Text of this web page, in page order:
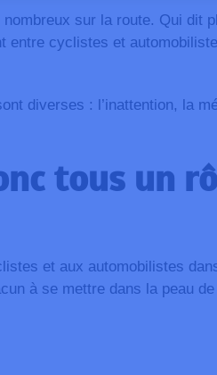
sur la route. Qui dit
cyclistes et
diverses : l’inattention, la
tous un
et aux automobilistes
à se mettre dans la peau